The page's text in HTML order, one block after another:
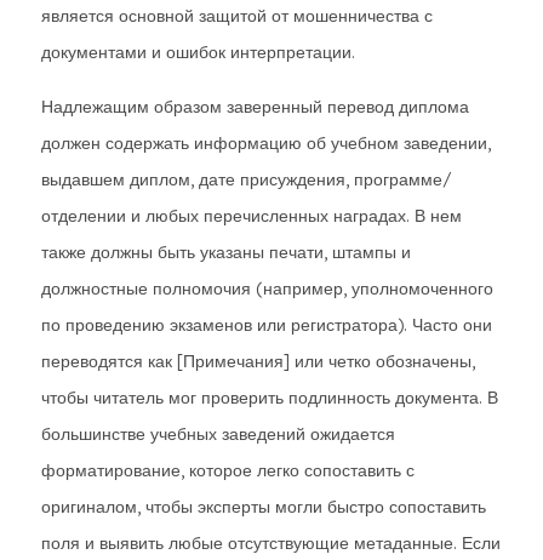
является основной защитой от мошенничества с
документами и ошибок интерпретации.
Надлежащим образом заверенный перевод диплома
должен содержать информацию об учебном заведении,
выдавшем диплом, дате присуждения, программе/
отделении и любых перечисленных наградах. В нем
также должны быть указаны печати, штампы и
должностные полномочия (например, уполномоченного
по проведению экзаменов или регистратора). Часто они
переводятся как [Примечания] или четко обозначены,
чтобы читатель мог проверить подлинность документа. В
большинстве учебных заведений ожидается
форматирование, которое легко сопоставить с
оригиналом, чтобы эксперты могли быстро сопоставить
поля и выявить любые отсутствующие метаданные. Если